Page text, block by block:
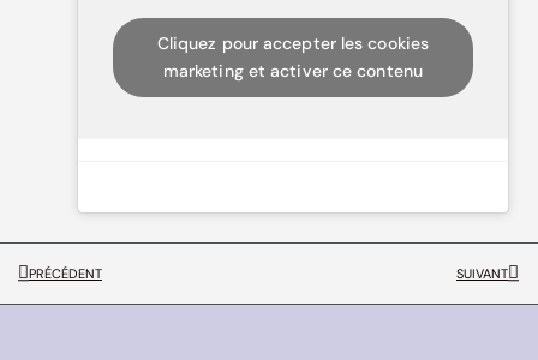
Cliquez pour accepter les cookies
marketing et activer ce contenu
PRÉCÉDENT SUIVANT